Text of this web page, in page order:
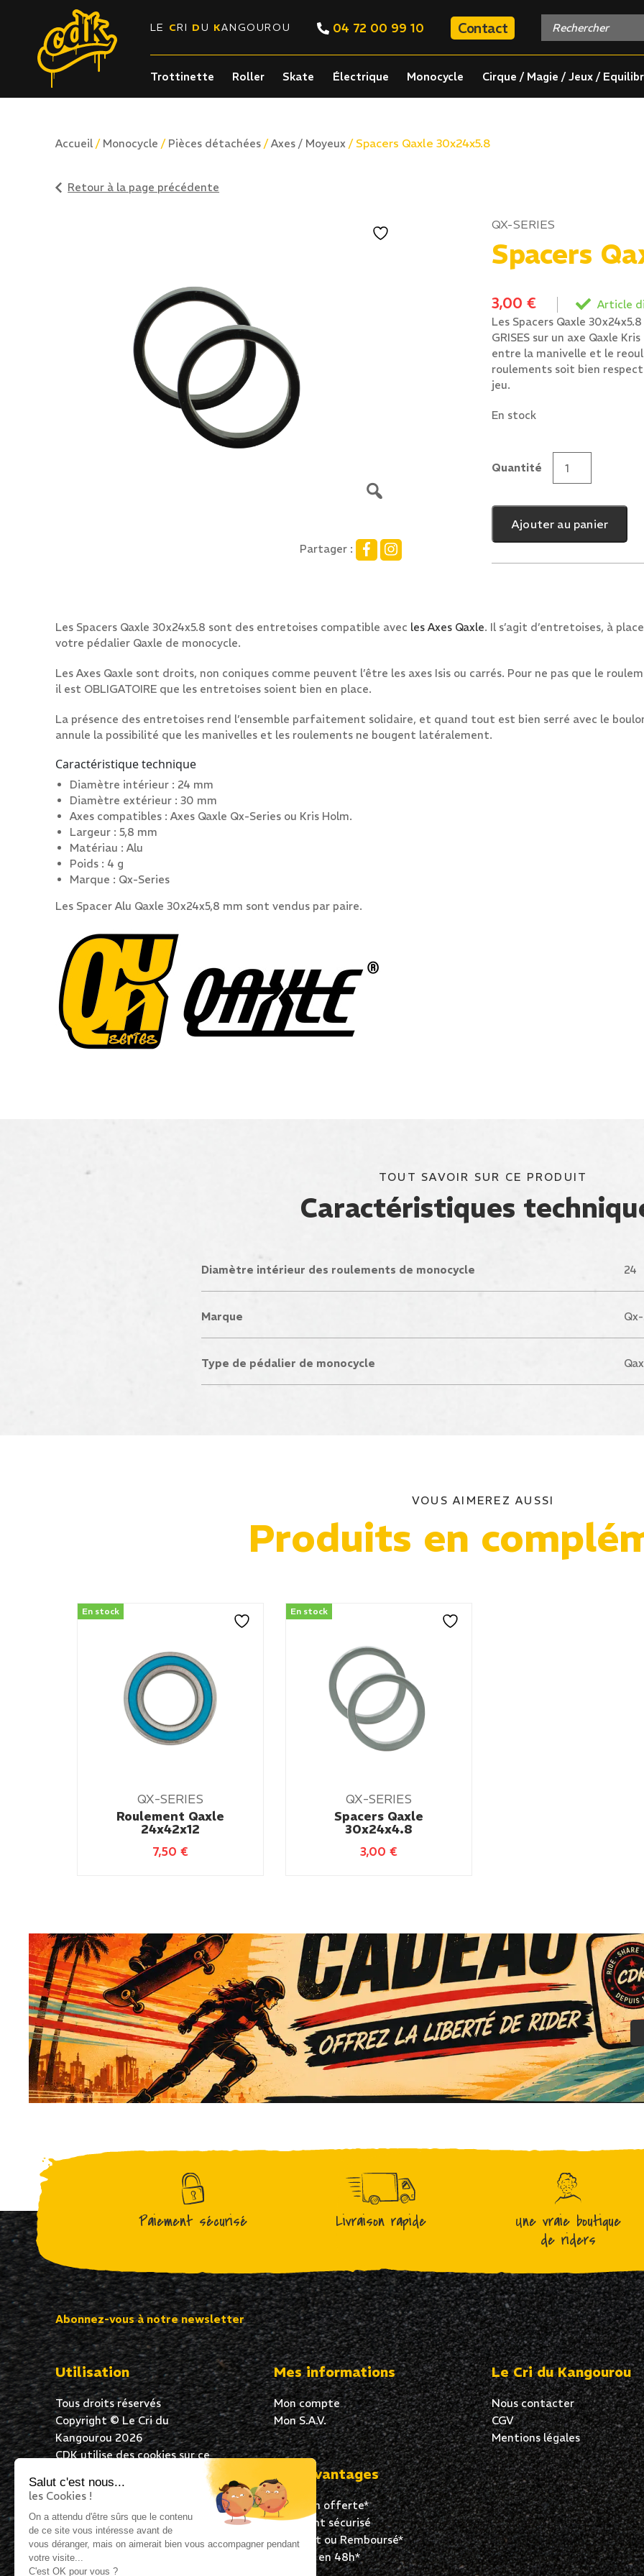
Salut c'est nous...
les Cookies !
On a attendu d'être sûrs que le contenu
de ce site vous intéresse avant de
vous déranger, mais on aimerait bien vous accompagner pendant
votre visite...
C'est OK pour vous ?
LE CRI DU KANGOUROU 04 72 00 99 10 Contact
Trottinette Roller Skate Électrique Monocycle Cirque / Magie / Jeux /
Accueil / Monocycle / Pièces détachées /Axes / Moyeux / Spacers Qaxle 30x24x5.8
Retour à la page précédente
Partager :
QX-SERIES
Spacers
3,00 €
Article
Les Spacers Qaxle
GRISES sur un axe Qaxle
entre la manivelle et le
roulements soit bien
jeu.
En stock
Quantité
quantité
Spacers
Qaxle
30x24x5.8
Ajouter au panier
Les Spacers Qaxle 30x24x5.8 sont des entretoises compatible avec les Axes Qaxle. Il s’agit d’entretoises, à
votre pédalier Qaxle de monocycle.
Les Axes Qaxle sont droits, non coniques comme peuvent l’être les axes Isis ou carrés. Pour ne pas que le
il est OBLIGATOIRE que les entretoises soient bien en place.
La présence des entretoises rend l’ensemble parfaitement solidaire, et quand tout est bien serré avec le
annule la possibilité que les manivelles et les roulements ne bougent latéralement.
Caractéristique technique
Diamètre intérieur : 24 mm
Diamètre extérieur : 30 mm
Axes compatibles : Axes Qaxle Qx-Series ou Kris Holm.
Largeur : 5,8 mm
Matériau : Alu
Poids : 4 g
Marque : Qx-Series
Les Spacer Alu Qaxle 30x24x5,8 mm sont vendus par paire.
TOUT SAVOIR SUR CE PRODUIT
Caractéristiques
Diamètre intérieur des roulements de monocycle 24
Marque
Type de pédalier de monocycle
VOUS AIMEREZ AUSSI
Produits en
En stock
QX-SERIES
Roulement Qaxle
24x42x12
7,50 €
En stock
QX-SERIES
Spacers Qaxle
30x24x4.8
3,00 €
Paiement sécurisé Livraison rapide
Une vraie boutique
de riders
Abonnez-vous à notre newsletter
Utilisation
Tous droits réservés
Copyright © Le Cri du
Kangourou 2026
CDK utilise des cookies sur ce
excellente expérience de
utilisateurs. En poursuivant
votre navigation, vous acceptez
l’utilisation de cookies.
Mes informations
Mon compte
Mon S.A.V.
Mes avantages
Livraison offerte*
Paiement sécurisé
Satisfait ou Remboursé*
Expédié en 48h*
Le Cri du Kangourou
Nous contacter
CGV
Mentions légales